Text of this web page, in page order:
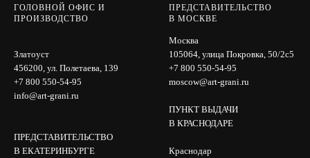
ГОЛОВНОЙ ОФИС И
ПРОИЗВОДСТВО
Златоуст
456200, ул. Полетаева, 139
+7 800 550-54-95
info@art-grani.ru
ПРЕДСТАВИТЕЛЬСТВО
В ЕКАТЕРИНБУРГЕ
ПРЕДСТАВИТЕЛЬСТВО
В МОСКВЕ
Москва
105064, улица Покровка, 50/2с5
+7 800 550-54-95
moscow@art-grani.ru
ПУНКТ ВЫДАЧИ
В КРАСНОДАРЕ
Краснодар